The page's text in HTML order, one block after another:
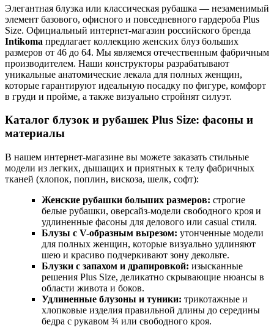
Элегантная блузка или классическая рубашка — незаменимый
элемент базового, офисного и повседневного гардероба Plus
Size. Официальный интернет-магазин российского бренда
Intikoma предлагает коллекцию женских блуз больших
размеров от 46 до 64. Мы являемся отечественным фабричным
производителем. Наши конструкторы разрабатывают
уникальные анатомические лекала для полных женщин,
которые гарантируют идеальную посадку по фигуре, комфорт
в груди и пройме, а также визуально стройнят силуэт.
Каталог блузок и рубашек Plus Size: фасоны и
материалы
В нашем интернет-магазине вы можете заказать стильные
модели из легких, дышащих и приятных к телу фабричных
тканей (хлопок, поплин, вискоза, шелк, софт):
Женские рубашки больших размеров: строгие
белые рубашки, оверсайз-модели свободного кроя и
удлиненные фасоны для делового или casual стиля.
Блузы с V-образным вырезом: утонченные модели
для полных женщин, которые визуально удлиняют
шею и красиво подчеркивают зону декольте.
Блузки с запахом и драпировкой: изысканные
решения Plus Size, деликатно скрывающие нюансы в
области живота и боков.
Удлиненные блузоны и туники: трикотажные и
хлопковые изделия правильной длины до середины
бедра с рукавом ¾ или свободного кроя.